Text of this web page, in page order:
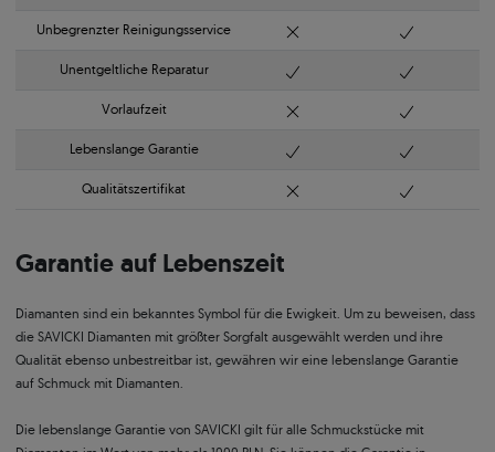
Unbegrenzter Reinigungsservice
Unentgeltliche Reparatur
Vorlaufzeit
Lebenslange Garantie
Qualitätszertifikat
Garantie auf Lebenszeit
Diamanten sind ein bekanntes Symbol für die Ewigkeit. Um zu beweisen, dass
die SAVICKI Diamanten mit größter Sorgfalt ausgewählt werden und ihre
Qualität ebenso unbestreitbar ist, gewähren wir eine lebenslange Garantie
auf Schmuck mit Diamanten.
Die lebenslange Garantie von SAVICKI gilt für alle Schmuckstücke mit